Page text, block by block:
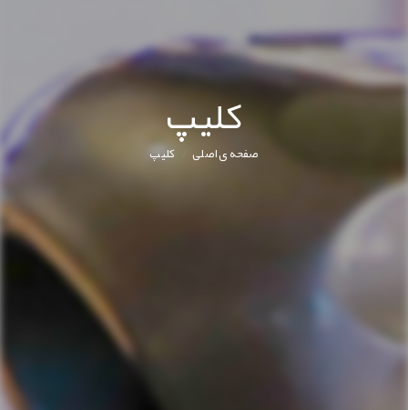
کليپ
صفحه ی اصلی/ کليپ